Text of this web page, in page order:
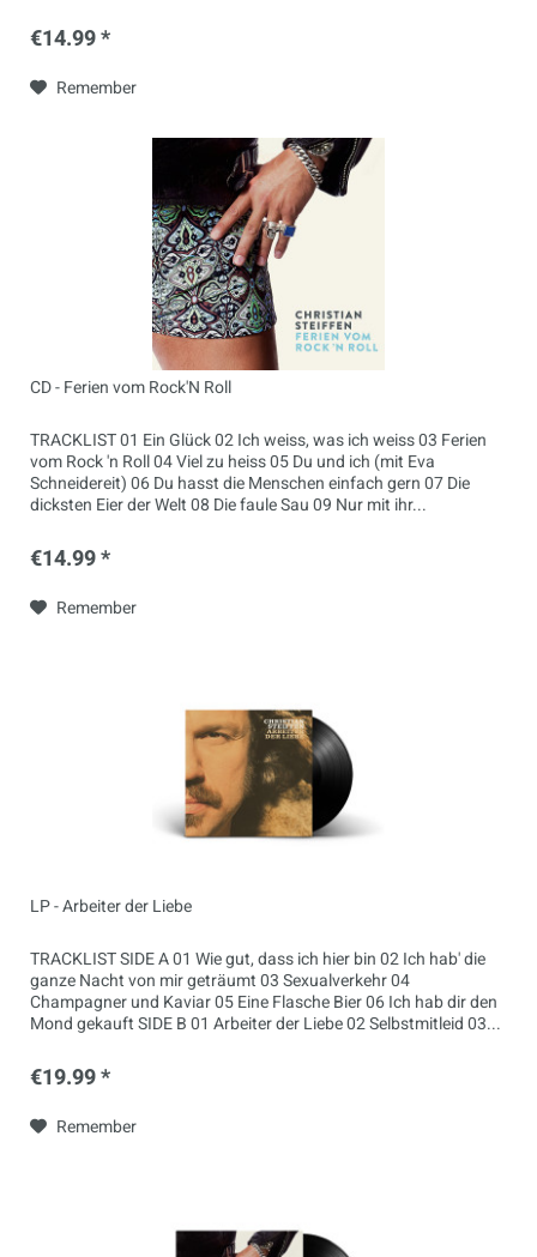
€14.99 *
Remember
CD - Ferien vom Rock'N Roll
TRACKLIST 01 Ein Glück 02 Ich weiss, was ich weiss 03 Ferien
vom Rock 'n Roll 04 Viel zu heiss 05 Du und ich (mit Eva
Schneidereit) 06 Du hasst die Menschen einfach gern 07 Die
dicksten Eier der Welt 08 Die faule Sau 09 Nur mit ihr...
€14.99 *
Remember
LP - Arbeiter der Liebe
TRACKLIST SIDE A 01 Wie gut, dass ich hier bin 02 Ich hab' die
ganze Nacht von mir geträumt 03 Sexualverkehr 04
Champagner und Kaviar 05 Eine Flasche Bier 06 Ich hab dir den
Mond gekauft SIDE B 01 Arbeiter der Liebe 02 Selbstmitleid 03...
€19.99 *
Remember